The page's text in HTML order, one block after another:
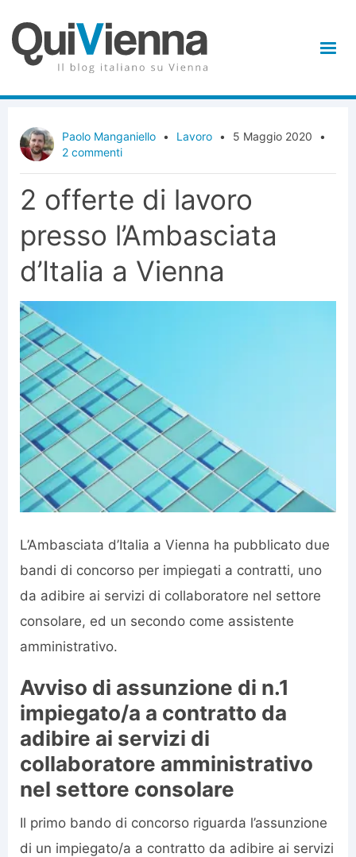
Paolo Manganiello • Lavoro • 5 Maggio 2020
•
2 commenti
2 offerte di lavoro
presso l’Ambasciata
d’Italia a Vienna
L’Ambasciata d’Italia a Vienna ha pubblicato due
bandi di concorso per impiegati a contratti, uno
da adibire ai servizi di collaboratore nel settore
consolare, ed un secondo come assistente
amministrativo.
Avviso di assunzione di n.1
impiegato/a a contratto da
adibire ai servizi di
collaboratore amministrativo
nel settore consolare
Il primo bando di concorso riguarda l’assunzione
di un impiegato/a a contratto da adibire ai servizi